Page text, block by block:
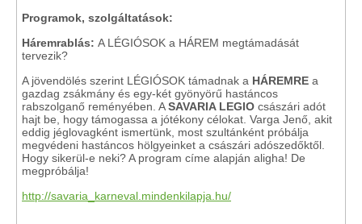
Programok, szolgáltatások:
Háremrablás: A LÉGIÓSOK a HÁREM megtámadását
tervezik?
A jövendölés szerint LÉGIÓSOK támadnak a HÁREMRE a
gazdag zsákmány és egy-két gyönyörű hastáncos
rabszolganő reményében. ASAVARIA LEGIO császári adót
hajt be, hogy támogassa a jótékony célokat. Varga Jenő, akit
eddig jéglovagként ismertünk, most szultánként próbálja
megvédeni hastáncos hölgyeinket a császári adószedőktől.
Hogy sikerül-e neki? A program címe alapján aligha! De
megpróbálja!
http://savaria_karneval.mindenkilapja.hu/